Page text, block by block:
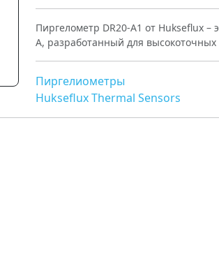
Пиргелометр DR20-A1 от Hukseflux –
A, разработанный для
Пиргелиометры
Hukseflux Thermal Sensors